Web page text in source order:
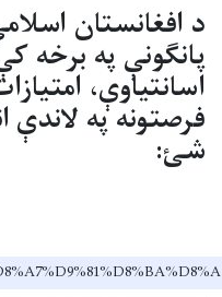
د افغانستان
پانګونې په برخه
اسانتیاوې،
فرصتونه په
شئ: